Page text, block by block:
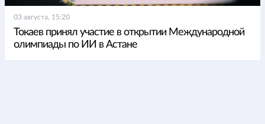
03 августа, 15:20
Токаев принял участие в открытии Международной
олимпиады по ИИ в Астане